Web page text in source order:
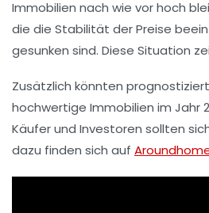
Immobilien nach wie vor hoch
die die Stabilität der Preise
gesunken sind. Diese Situation
Zusätzlich könnten
hochwertige Immobilien im Jahr
Käufer und Investoren sollten
dazu finden sich auf